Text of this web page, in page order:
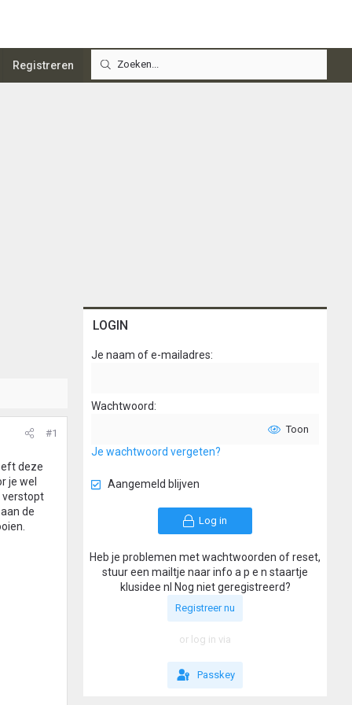
Registreren
#1
deze
je wel
verstopt
de
LOGIN
Je naam of e-mailadres
Wachtwoord
Toon
Je wachtwoord vergeten?
Aangemeld blijven
Log in
Heb je problemen met wachtwoorden of reset,
stuur een mailtje naar info a p e n staartje
klusidee nl Nog niet geregistreerd?
Registreer nu
or log in via
Passkey